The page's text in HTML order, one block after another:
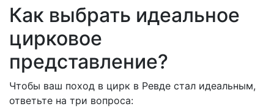
Как выбрать идеальное
цирковое
представление?
Чтобы ваш поход в цирк в Ревде стал идеальным,
ответьте на три вопроса: